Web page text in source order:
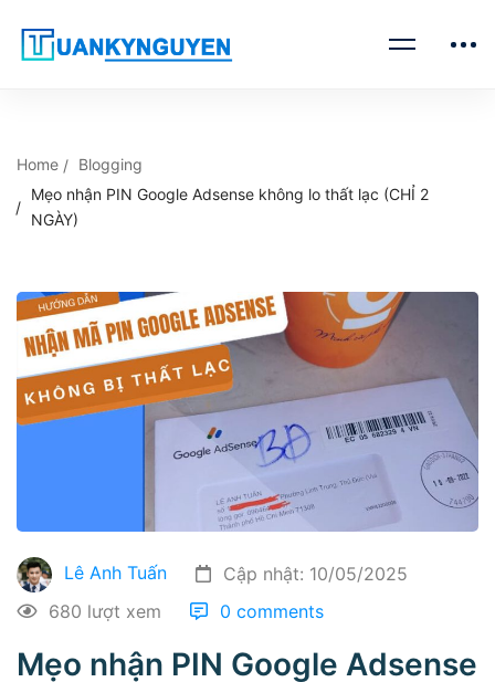
Home
Blogging
Mẹo nhận PIN Google Adsense không lo thất lạc (CHỈ 2
NGÀY)
Lê Anh Tuấn
Cập nhật: 10/05/2025
680 lượt xem
0 comments
Mẹo nhận PIN Google Adsense